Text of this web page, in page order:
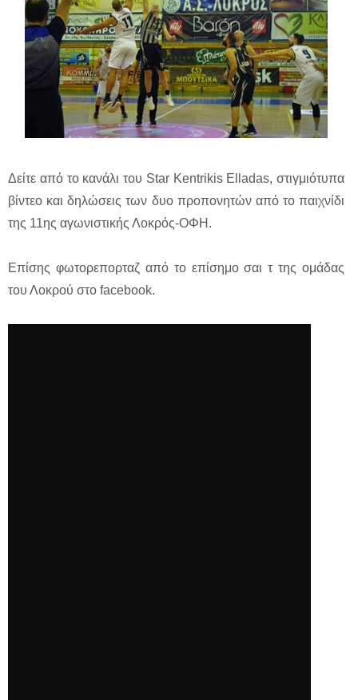
Δείτε από το κανάλι του Star Kentrikis Elladas, στιγμιότυπα
βίντεο και δηλώσεις των δυο προπονητών από το παιχνίδι
της 11ης αγωνιστικής Λοκρός-ΟΦΗ.
Επίσης φωτορεπορταζ από το επίσημο σαι τ της ομάδας
του Λοκρού στο facebook.